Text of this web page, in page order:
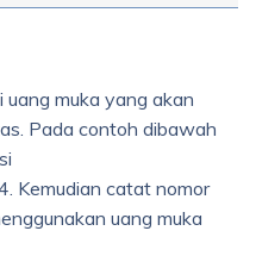
muka yang akan
Pada contoh dibawah
catat nomor
uang muka